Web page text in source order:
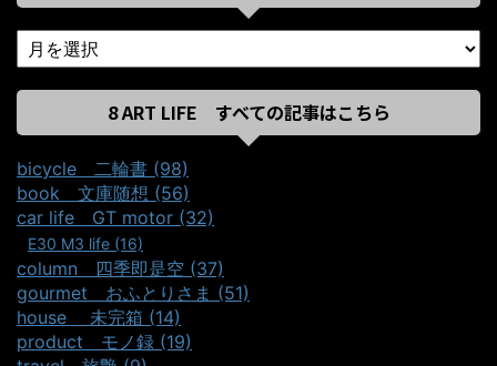
8 ART LIFE すべての記事はこちら
bicycle＿二輪書 (98)
book＿文庫随想 (56)
car life＿GT motor (32)
E30 M3 life (16)
column＿四季即是空 (37)
gourmet＿おふとりさま (51)
house ＿未完箱 (14)
product＿モノ録 (19)